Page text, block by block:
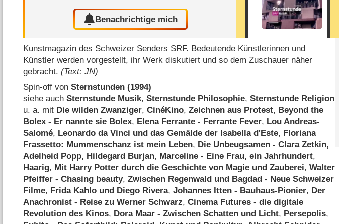
Benachrichtige mich
Kunstmagazin des Schweizer Senders SRF. Bedeutende Künstlerinnen und
Künstler werden vorgestellt, ihr Werk diskutiert und so dem Zuschauer näher
gebracht.(Text: JN)
Spin-off vonSternstunden (1994)
siehe auchSternstunde Musik,Sternstunde Philosophie,Sternstunde Religion
u. a. mit Die wilden Zwanziger,CinéKino,Zeichnen aus Protest, Beyond the
Bolex - Er nannte sie Bolex, Elena Ferrante - Ferrante Fever, Lou Andreas-
Salomé, Leonardo da Vinci und das Gemälde der Isabella d'Este, Floriana
Frassetto: Mummenschanz ist mein Leben, Die Unbeugsamen - Clara Zetkin,
Adelheid Popp, Hildegard Burjan, Marceline - Eine Frau, ein Jahrhundert,
Haarig, Mit Harry Potter durch die Geschichte von Magie und Zauberei,Walter
Pfeiffer - Chasing beauty,Zwischen Regenwald und Bagdad - Neue Schweizer
Filme, Frida Kahlo und Diego Rivera,Johannes Itten - Bauhaus-Pionier, Der
Anachronist - Reise zu Werner Schwarz,Cinema Futures - die digitale
Revolution des Kinos, Dora Maar - Zwischen Schatten und Licht, Persepolis,